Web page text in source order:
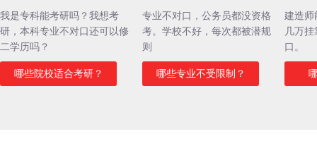
我是专科能考研吗？我想考
研，本科专业不对口还可以修
二学历吗？
哪些院校适合考研？
专业不对口，公务员都没资格
考。学校不好，每次都被潜规
则
哪些专业不受限制？
建造师
几万
口。